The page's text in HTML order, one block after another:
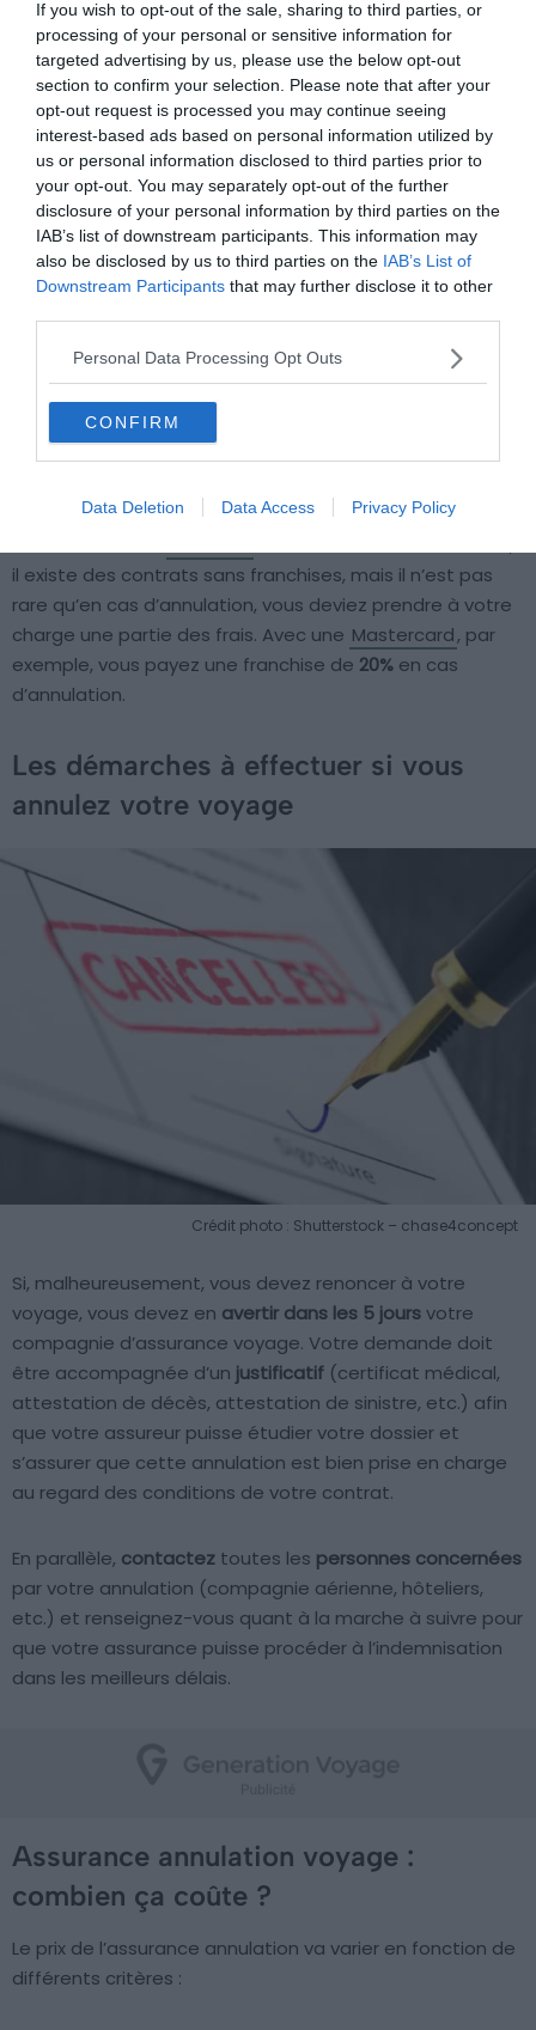
If you wish to opt-out of the sale, sharing to third parties, or
processing of your personal or sensitive information for
targeted advertising by us, please use the below opt-out
section to confirm your selection. Please note that after your
opt-out request is processed you may continue seeing
interest-based ads based on personal information utilized by
us or personal information disclosed to third parties prior to
your opt-out. You may separately opt-out of the further
disclosure of your personal information by third parties on the
IAB’s list of downstream participants. This information may
also be disclosed by us to third parties on the IAB’s List of
Downstream Participants that may further disclose it to other
Personal Data Processing Opt Outs
CONFIRM
Data Deletion Data Access Privacy Policy
votre annulation. Cela permet de parer à des
éventualités plus larges. Cette fois, dès lors que vous
annulez en raison d’un événement soudain, imprévisible
et indépendant de votre volonté, la garantie s’applique.
Bien étudier les plafonds de garantie
Là encore, comme pour toute assurance, il est important
de bien vérifier les plafonds de garanties. Par exemple,
en cas d’annulation de voyage, une assurance peut
nature des hébergements que vous aviez choisis, cela
peut ne pas être suffisant.
Attention à la franchise
Autre point très important à vérifier avant toute chose :
il existe des contrats sans franchises, mais il n’est pas
rare qu’en cas d’annulation, vous deviez prendre à votre
charge une partie des frais. Avec une Mastercard, par
exemple, vous payez une franchise de 20% en cas
d’annulation.
Les démarches à effectuer si vous
annulez votre voyage
Crédit photo : Shutterstock – chase4concept
Si, malheureusement, vous devez renoncer à votre
voyage, vous devez en avertir dans les 5 joursvotre
compagnie d’assurance voyage. Votre demande doit
être accompagnée d’un justificatif (certificat médical,
attestation de décès, attestation de sinistre, etc.) afin
que votre assureur puisse étudier votre dossier et
s’assurer que cette annulation est bien prise en charge
au regard des conditions de votre contrat.
En parallèle, contactez toutes les personnes concernées
par votre annulation (compagnie aérienne, hôteliers,
etc.) et renseignez-vous quant à la marche à suivre pour
que votre assurance puisse procéder à l’indemnisation
dans les meilleurs délais.
Assurance annulation voyage :
combien ça coûte ?
Le prix de l’assurance annulation va varier en fonction de
différents critères :